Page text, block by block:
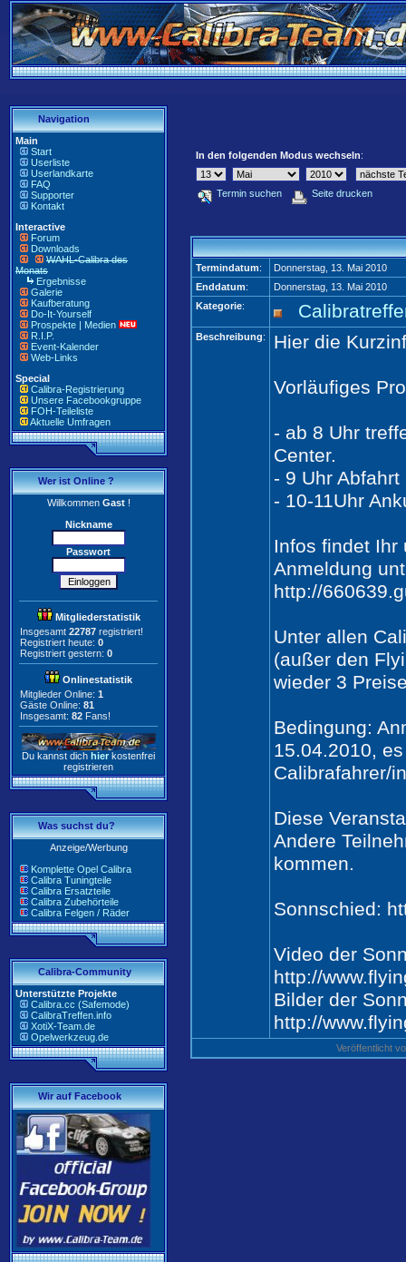
Navigation
Main
Start
Userliste
Userlandkarte
FAQ
Supporter
Kontakt
Interactive
Forum
Downloads
WAHL-Calibra des
Monats
Ergebnisse
Galerie
Kaufberatung
Do-It-Yourself
Prospekte | Medien
R.I.P.
Event-Kalender
Web-Links
Special
Calibra-Registrierung
Unsere Facebookgruppe
FOH-Teileliste
Aktuelle Umfragen
Wer ist Online ?
WillkommenGast!
Nickname
Passwort
Mitgliederstatistik
Insgesamt 22787 registriert!
Registriert heute: 0
Registriert gestern: 0
Onlinestatistik
Mitglieder Online: 1
Gäste Online: 81
Insgesamt: 82 Fans!
Du kannst dich hier kostenfrei
registrieren
Was suchst du?
Anzeige/Werbung
Komplette Opel Calibra
Calibra Tuningteile
Calibra Ersatzteile
Calibra Zubehörteile
Calibra Felgen / Räder
Calibra-Community
Unterstützte Projekte
Calibra.cc (Safemode)
CalibraTreffen.info
XotiX-Team.de
Opelwerkzeug.de
Wir auf Facebook
In den folgenden Modus wechseln:
Termin suchen Seite drucken
Termindatum:
Donnerstag, 13. Mai 2010
Enddatum:
Donnerstag, 13. Mai 2010
Kategorie:
Beschreibung: Hier die
Vorläufiges
- ab 8 Uhr
Center.
- 9 Uhr
- 10-11Uhr
Infos findet Ihr
Anmeldung
http://
Unter allen
(außer den
wieder 3
Bedingung:
15.04.2010,
Calibrafahrer/
Diese
Andere
kommen.
Sonnschied:
Video der
http://
Bilder der
http://
Veröffentlicht